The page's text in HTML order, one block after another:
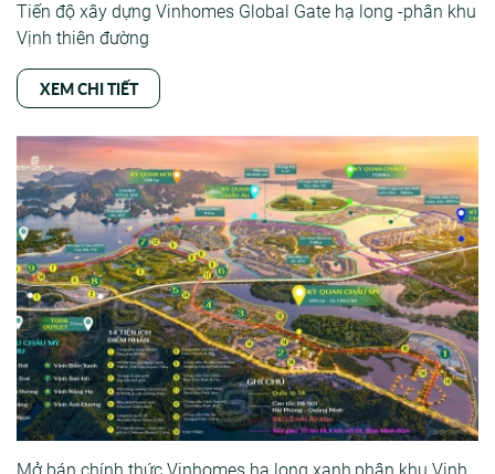
Tiến độ xây dựng Vinhomes Global Gate hạ long -phân khu
Vịnh thiên đường
XEM CHI TIẾT